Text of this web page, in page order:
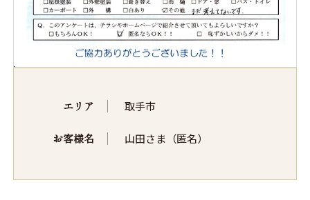
エリア 取手市
お客様名 山田さま（匿名）